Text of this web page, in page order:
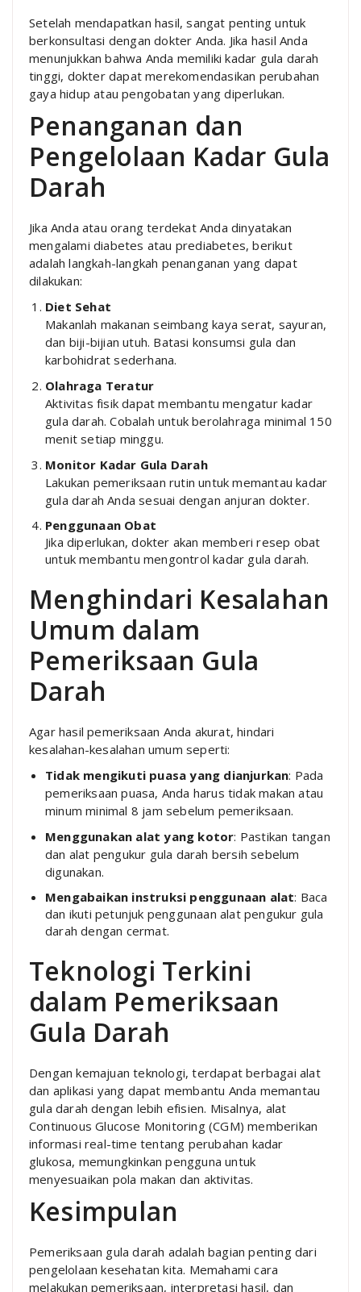
Setelah mendapatkan hasil, sangat penting untuk
berkonsultasi dengan dokter Anda. Jika hasil Anda
menunjukkan bahwa Anda memiliki kadar gula darah
tinggi, dokter dapat merekomendasikan perubahan
gaya hidup atau pengobatan yang diperlukan.
Penanganan dan
Pengelolaan Kadar Gula
Darah
Jika Anda atau orang terdekat Anda dinyatakan
mengalami diabetes atau prediabetes, berikut
adalah langkah-langkah penanganan yang dapat
dilakukan:
Diet Sehat
Makanlah makanan seimbang kaya serat, sayuran,
dan biji-bijian utuh. Batasi konsumsi gula dan
karbohidrat sederhana.
Olahraga Teratur
Aktivitas fisik dapat membantu mengatur kadar
gula darah. Cobalah untuk berolahraga minimal 150
menit setiap minggu.
Monitor Kadar Gula Darah
Lakukan pemeriksaan rutin untuk memantau kadar
gula darah Anda sesuai dengan anjuran dokter.
Penggunaan Obat
Jika diperlukan, dokter akan memberi resep obat
untuk membantu mengontrol kadar gula darah.
Menghindari Kesalahan
Umum dalam
Pemeriksaan Gula
Darah
Agar hasil pemeriksaan Anda akurat, hindari
kesalahan-kesalahan umum seperti:
Tidak mengikuti puasa yang dianjurkan: Pada
pemeriksaan puasa, Anda harus tidak makan atau
minum minimal 8 jam sebelum pemeriksaan.
Menggunakan alat yang kotor: Pastikan tangan
dan alat pengukur gula darah bersih sebelum
digunakan.
Mengabaikan instruksi penggunaan alat: Baca
dan ikuti petunjuk penggunaan alat pengukur gula
darah dengan cermat.
Teknologi Terkini
dalam Pemeriksaan
Gula Darah
Dengan kemajuan teknologi, terdapat berbagai alat
dan aplikasi yang dapat membantu Anda memantau
gula darah dengan lebih efisien. Misalnya, alat
Continuous Glucose Monitoring (CGM) memberikan
informasi real-time tentang perubahan kadar
glukosa, memungkinkan pengguna untuk
menyesuaikan pola makan dan aktivitas.
Kesimpulan
Pemeriksaan gula darah adalah bagian penting dari
pengelolaan kesehatan kita. Memahami cara
melakukan pemeriksaan, interpretasi hasil, dan